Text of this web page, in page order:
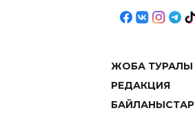
ЖОБА ТУРАЛЫ
РЕДАКЦИЯ
БАЙЛАНЫСТАР